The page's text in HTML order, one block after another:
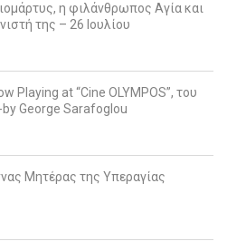
η φιλάνθρωπος Αγία και
της – 26 Ιουλίου
Playing at “Cine OLYMPOS”, του
George Sarafoglou
Μητέρας της Υπεραγίας